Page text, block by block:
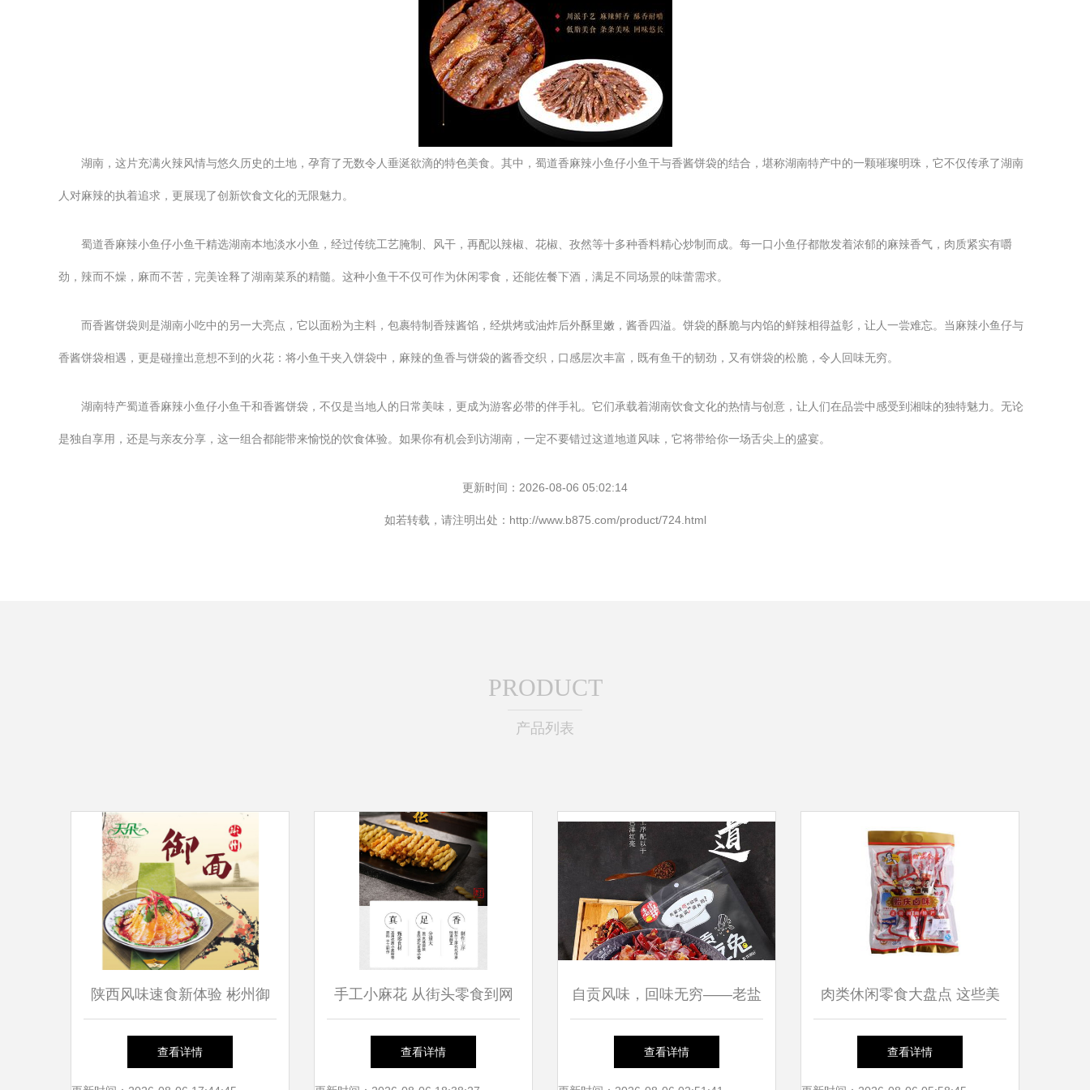
湖南，这片充满火辣风情与悠久历史的土地，孕育了无数令人垂涎欲滴的特色美食。其中，蜀道香麻辣小鱼仔小鱼干与香酱饼袋的结合，堪称湖南特产中的一颗璀璨明珠，它不仅传承了湖南
人对麻辣的执着追求，更展现了创新饮食文化的无限魅力。
蜀道香麻辣小鱼仔小鱼干精选湖南本地淡水小鱼，经过传统工艺腌制、风干，再配以辣椒、花椒、孜然等十多种香料精心炒制而成。每一口小鱼仔都散发着浓郁的麻辣香气，肉质紧实有嚼
劲，辣而不燥，麻而不苦，完美诠释了湖南菜系的精髓。这种小鱼干不仅可作为休闲零食，还能佐餐下酒，满足不同场景的味蕾需求。
而香酱饼袋则是湖南小吃中的另一大亮点，它以面粉为主料，包裹特制香辣酱馅，经烘烤或油炸后外酥里嫩，酱香四溢。饼袋的酥脆与内馅的鲜辣相得益彰，让人一尝难忘。当麻辣小鱼仔与
香酱饼袋相遇，更是碰撞出意想不到的火花：将小鱼干夹入饼袋中，麻辣的鱼香与饼袋的酱香交织，口感层次丰富，既有鱼干的韧劲，又有饼袋的松脆，令人回味无穷。
湖南特产蜀道香麻辣小鱼仔小鱼干和香酱饼袋，不仅是当地人的日常美味，更成为游客必带的伴手礼。它们承载着湖南饮食文化的热情与创意，让人们在品尝中感受到湘味的独特魅力。无论
是独自享用，还是与亲友分享，这一组合都能带来愉悦的饮食体验。如果你有机会到访湖南，一定不要错过这道地道风味，它将带给你一场舌尖上的盛宴。
更新时间：2026-08-06 05:02:14
如若转载，请注明出处：http://www.b875.com/product/724.html
PRODUCT
产品列表
陕西风味速食新体验 彬州御
面与香酱饼袋的美食之旅
查看详情
手工小麻花 从街头零食到网
红爆款的味蕾奇遇
查看详情
自贡风味，回味无穷——老盐
井香辣冷吃兔与香酱饼袋的味
查看详情
肉类休闲零食大盘点 这些美
味肉类零食不容错过
查看详情